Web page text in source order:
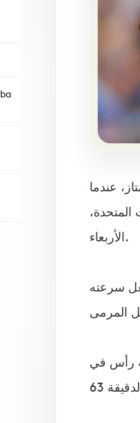
عندما
المتحدة،
الأربعاء.
في الدقيقة 57، بعدما استغل سرعته
رأس في